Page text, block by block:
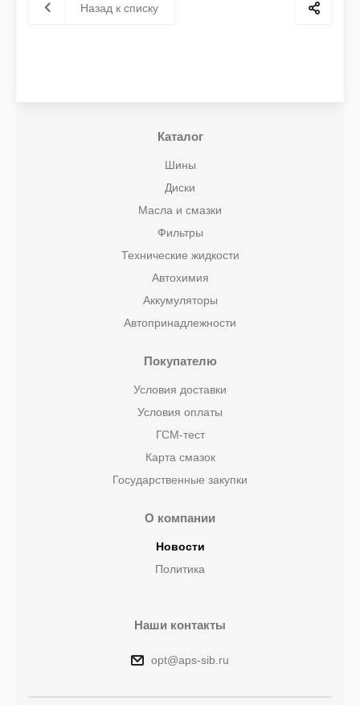
Назад к списку
Каталог
Шины
Диски
Масла и смазки
Фильтры
Технические жидкости
Автохимия
Аккумуляторы
Автопринадлежности
Покупателю
Условия доставки
Условия оплаты
ГСМ-тест
Карта смазок
Государственные закупки
О компании
Новости
Политика
Наши контакты
opt@aps-sib.ru